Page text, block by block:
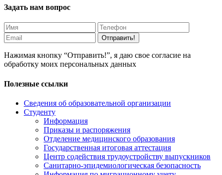
Задать нам вопрос
Отправить!
Нажимая кнопку “Отправить!”, я даю свое согласие на
обработку моих персональных данных
Полезные ссылки
Сведения об образовательной организации
Студенту
Информация
Приказы и распоряжения
Отделение медицинского образования
Государственная итоговая аттестация
Центр содействия трудоустройству выпускников
Санитарно-эпидемиологическая безопасность